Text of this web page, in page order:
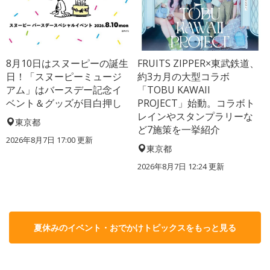
8月10日はスヌーピーの誕生
日！「スヌーピーミュージ
アム」はバースデー記念イ
ベント＆グッズが目白押し
東京都
2026年8月7日 17:00更新
FRUITS ZIPPER×東武鉄道、
約3カ月の大型コラボ
「TOBU KAWAII
PROJECT」始動。コラボト
レインやスタンプラリーな
ど7施策を一挙紹介
東京都
2026年8月7日 12:24更新
夏休みのイベント・おでかけトピックスをもっと見る